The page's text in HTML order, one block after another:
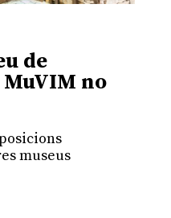
de
no
museus